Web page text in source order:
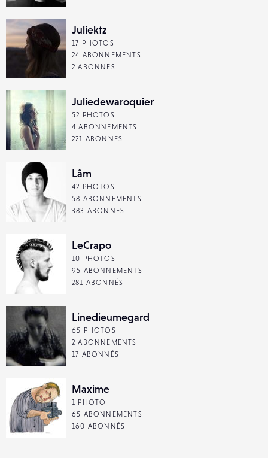
Juliektz
17 PHOTOS
24 ABONNEMENTS
2 ABONNÉS
Juliedewaroquier
52 PHOTOS
4 ABONNEMENTS
221 ABONNÉS
Lâm
42 PHOTOS
58 ABONNEMENTS
383 ABONNÉS
LeCrapo
10 PHOTOS
95 ABONNEMENTS
281 ABONNÉS
Linedieumegard
65 PHOTOS
2 ABONNEMENTS
17 ABONNÉS
Maxime
1 PHOTO
65 ABONNEMENTS
160 ABONNÉS